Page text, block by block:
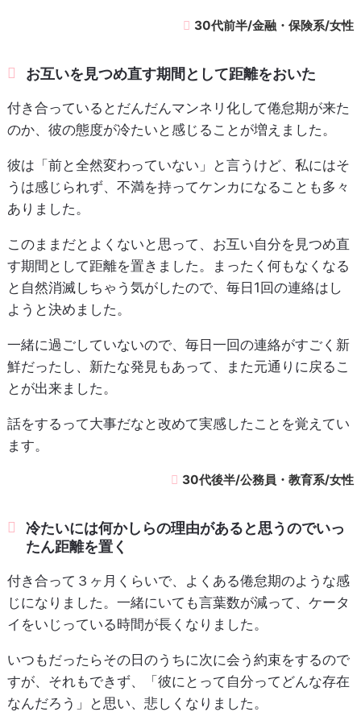
30代前半/金融・保険系/女性
お互いを見つめ直す期間として距離をおいた
付き合っているとだんだんマンネリ化して倦怠期が来た
のか、彼の態度が冷たいと感じることが増えました。
彼は「前と全然変わっていない」と言うけど、私にはそ
うは感じられず、不満を持ってケンカになることも多々
ありました。
このままだとよくないと思って、お互い自分を見つめ直
す期間として距離を置きました。まったく何もなくなる
と自然消滅しちゃう気がしたので、毎日1回の連絡はし
ようと決めました。
一緒に過ごしていないので、毎日一回の連絡がすごく新
鮮だったし、新たな発見もあって、また元通りに戻るこ
とが出来ました。
話をするって大事だなと改めて実感したことを覚えてい
ます。
30代後半/公務員・教育系/女性
冷たいには何かしらの理由があると思うのでいっ
たん距離を置く
付き合って３ヶ月くらいで、よくある倦怠期のような感
じになりました。一緒にいても言葉数が減って、ケータ
イをいじっている時間が長くなりました。
いつもだったらその日のうちに次に会う約束をするので
すが、それもできず、「彼にとって自分ってどんな存在
なんだろう」と思い、悲しくなりました。